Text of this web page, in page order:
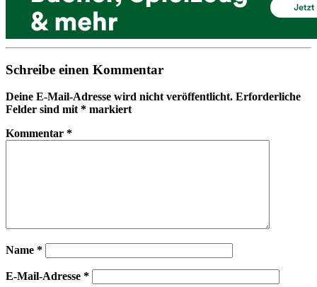
Schreibe einen Kommentar
Deine E-Mail-Adresse wird nicht veröffentlicht. Erforderliche
Felder sind mit* markiert
Kommentar *
Name *
E-Mail-Adresse *